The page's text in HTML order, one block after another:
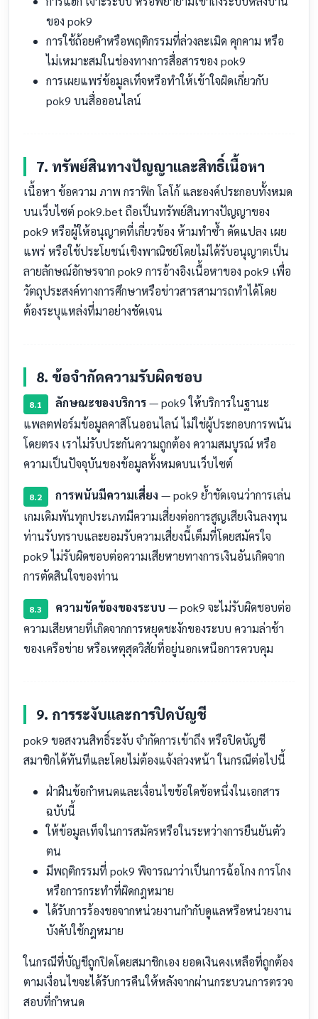
ของ pok9
การใช้ถ้อยคำหรือพฤติกรรมที่ล่วงละเมิด คุกคาม หรือ
ไม่เหมาะสมในช่องทางการสื่อสารของ pok9
การเผยแพร่ข้อมูลเท็จหรือทำให้เข้าใจผิดเกี่ยวกับ
pok9 บนสื่อออนไลน์
7. ทรัพย์สินทางปัญญาและสิทธิ์เนื้อหา
เนื้อหา ข้อความ ภาพ กราฟิก โลโก้ และองค์ประกอบทั้งหมด
บนเว็บไซต์ pok9.bet ถือเป็นทรัพย์สินทางปัญญาของ
pok9 หรือผู้ให้อนุญาตที่เกี่ยวข้อง ห้ามทำซ้ำ ดัดแปลง เผย
แพร่ หรือใช้ประโยชน์เชิงพาณิชย์โดยไม่ได้รับอนุญาตเป็น
ลายลักษณ์อักษรจาก pok9 การอ้างอิงเนื้อหาของ pok9 เพื่อ
วัตถุประสงค์ทางการศึกษาหรือข่าวสารสามารถทำได้โดย
ต้องระบุแหล่งที่มาอย่างชัดเจน
8. ข้อจำกัดความรับผิดชอบ
8.1 ลักษณะของบริการ— pok9 ให้บริการในฐานะ
แพลตฟอร์มข้อมูลคาสิโนออนไลน์ ไม่ใช่ผู้ประกอบการพนัน
โดยตรง เราไม่รับประกันความถูกต้อง ความสมบูรณ์ หรือ
ความเป็นปัจจุบันของข้อมูลทั้งหมดบนเว็บไซต์
8.2 การพนันมีความเสี่ยง — pok9 ย้ำชัดเจนว่าการเล่น
เกมเดิมพันทุกประเภทมีความเสี่ยงต่อการสูญเสียเงินลงทุน
ท่านรับทราบและยอมรับความเสี่ยงนี้เต็มที่โดยสมัครใจ
pok9 ไม่รับผิดชอบต่อความเสียหายทางการเงินอันเกิดจาก
การตัดสินใจของท่าน
8.3 ความขัดข้องของระบบ — pok9 จะไม่รับผิดชอบต่อ
ความเสียหายที่เกิดจากการหยุดชะงักของระบบ ความล่าช้า
ของเครือข่าย หรือเหตุสุดวิสัยที่อยู่นอกเหนือการควบคุม
9. การระงับและการปิดบัญชี
pok9 ขอสงวนสิทธิ์ระงับ จำกัดการเข้าถึง หรือปิดบัญชี
สมาชิกได้ทันทีและโดยไม่ต้องแจ้งล่วงหน้า ในกรณีต่อไปนี้
ฝ่าฝืนข้อกำหนดและเงื่อนไขข้อใดข้อหนึ่งในเอกสาร
ฉบับนี้
ให้ข้อมูลเท็จในการสมัครหรือในระหว่างการยืนยันตัว
ตน
มีพฤติกรรมที่ pok9 พิจารณาว่าเป็นการฉ้อโกง การโกง
หรือการกระทำที่ผิดกฎหมาย
ได้รับการร้องขอจากหน่วยงานกำกับดูแลหรือหน่วยงาน
บังคับใช้กฎหมาย
ในกรณีที่บัญชีถูกปิดโดยสมาชิกเอง ยอดเงินคงเหลือที่ถูกต้อง
ตามเงื่อนไขจะได้รับการคืนให้หลังจากผ่านกระบวนการตรวจ
สอบที่กำหนด